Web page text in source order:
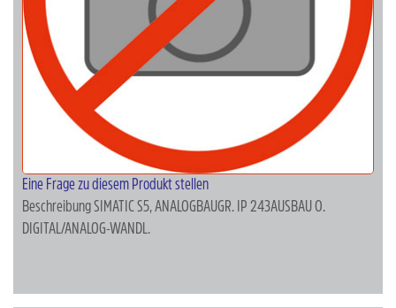
Eine Frage zu diesem Produkt stellen
BeschreibungSIMATIC S5, ANALOGBAUGR. IP 243AUSBAU O.
DIGITAL/ANALOG-WANDL.